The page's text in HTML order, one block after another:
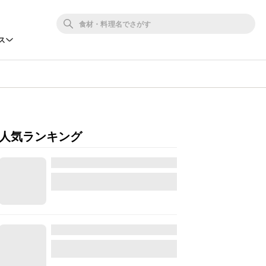
人気ランキング